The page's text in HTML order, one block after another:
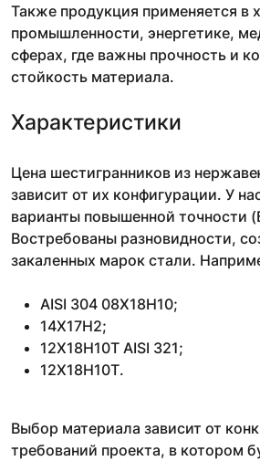
Также продукция применяется в
промышленности, энергетике,
сферах, где важны прочность и
стойкость материала.
Характеристики
Цена шестигранников из
зависит от их конфигурации. У
варианты повышенной точности
Востребованы разновидности,
закаленных марок стали.
AISI 304 08Х18Н10;
14Х17Н2;
12Х18Н10Т AISI 321;
12Х18Н10Т.
Выбор материала зависит от
требований проекта, в котором